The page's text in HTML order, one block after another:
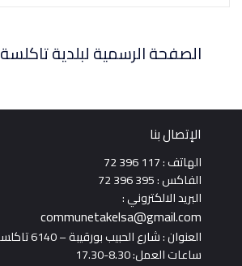
الصفحة الرسمية لبلدية تاكلسة
الإتصال بنا
الهاتف : 117 396 72
الفاكس : 395 396 72
البريد الالكتروني :
communetakelsa@gmail.com
العنوان : شارع الحبيب بورقيبة – 6140 تاكلسة
ساعات العمل: 8.30-17.30